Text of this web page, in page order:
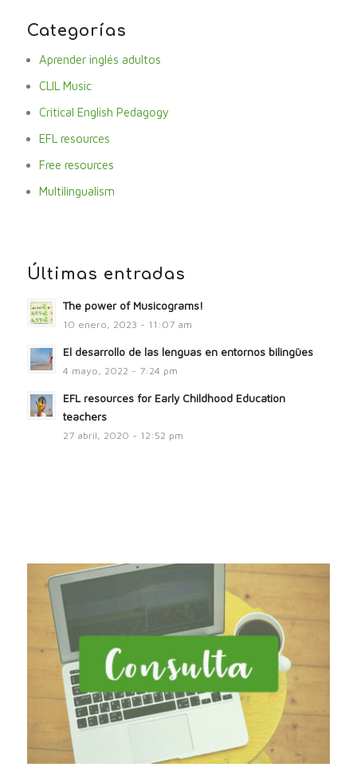
Categorías
Aprender inglés adultos
CLIL Music
Critical English Pedagogy
EFL resources
Free resources
Multilingualism
Últimas entradas
The power of Musicograms!
10 enero, 2023 - 11:07 am
El desarrollo de las lenguas en entornos bilingües
4 mayo, 2022 - 7:24 pm
EFL resources for Early Childhood Education
teachers
27 abril, 2020 - 12:52 pm